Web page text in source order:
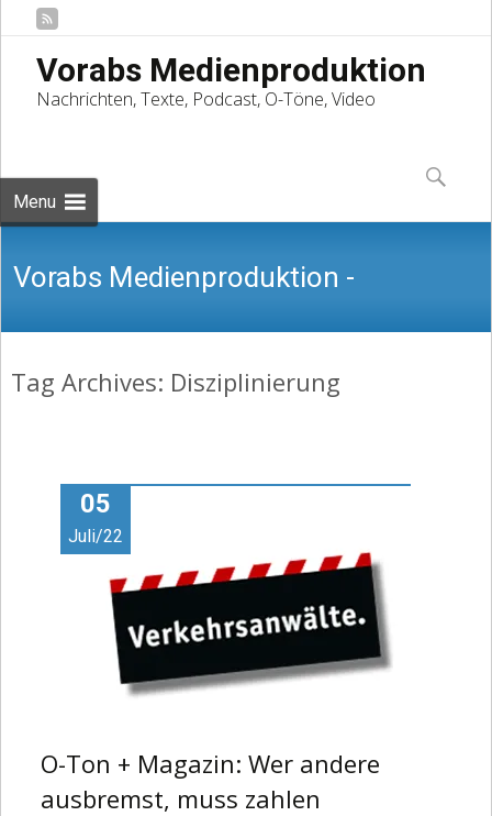
Vorabs Medienproduktion
Nachrichten, Texte, Podcast, O-Töne, Video
Menu
to
content
Suchen
nach:
Vorabs Medienproduktion -
Nachrichten, Texte, Podcast, O-Töne,
Video
Tag Archives: Disziplinierung
05
Juli/22
O-Ton + Magazin: Wer andere
ausbremst, muss zahlen